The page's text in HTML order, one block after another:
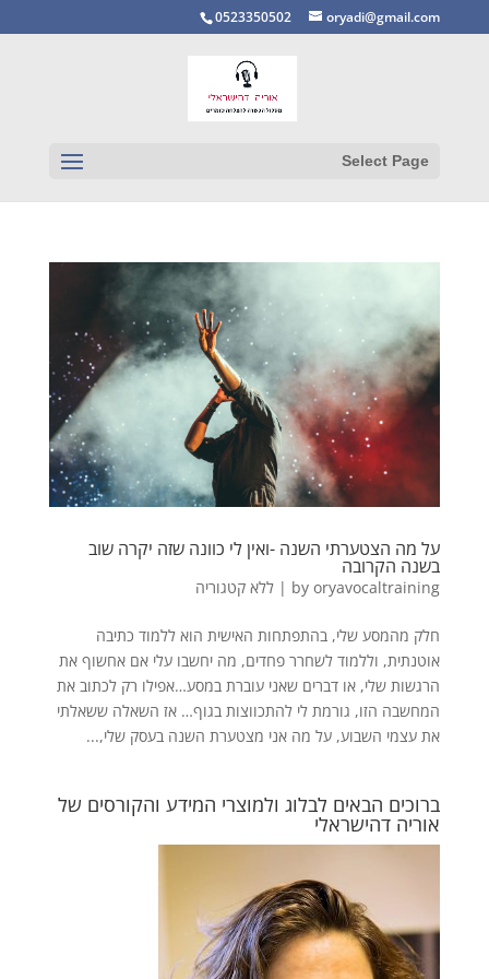
0523350502 oryadi@gmail.com
Select Page
על מה הצטערתי השנה -ואין לי כוונה שזה יקרה שוב
בשנה הקרובה
byoryavocaltraining
| ללא קטגוריה
חלק מהמסע שלי, בהתפתחות האישית הוא ללמוד כתיבה
אוטנתית, וללמוד לשחרר פחדים, מה יחשבו עלי אם אחשוף את
הרגשות שלי, או דברים שאני עוברת במסע…אפילו רק לכתוב את
המחשבה הזו, גורמת לי להתכווצות בגוף… אז השאלה ששאלתי
את עצמי השבוע, על מה אני מצטערת השנה בעסק שלי,...
ברוכים הבאים לבלוג ולמוצרי המידע והקורסים של
אוריה דהישראלי